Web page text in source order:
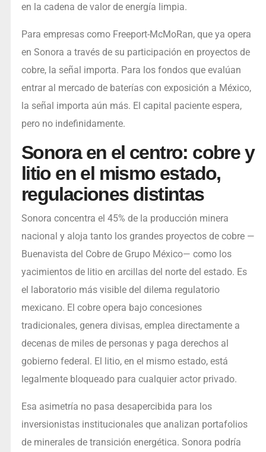
en la cadena de valor de energía limpia.
Para empresas como Freeport-McMoRan, que ya opera
en Sonora a través de su participación en proyectos de
cobre, la señal importa. Para los fondos que evalúan
entrar al mercado de baterías con exposición a México,
la señal importa aún más. El capital paciente espera,
pero no indefinidamente.
Sonora en el centro: cobre y
litio en el mismo estado,
regulaciones distintas
Sonora concentra el 45% de la producción minera
nacional y aloja tanto los grandes proyectos de cobre —
Buenavista del Cobre de Grupo México— como los
yacimientos de litio en arcillas del norte del estado. Es
el laboratorio más visible del dilema regulatorio
mexicano. El cobre opera bajo concesiones
tradicionales, genera divisas, emplea directamente a
decenas de miles de personas y paga derechos al
gobierno federal. El litio, en el mismo estado, está
legalmente bloqueado para cualquier actor privado.
Esa asimetría no pasa desapercibida para los
inversionistas institucionales que analizan portafolios
de minerales de transición energética. Sonora podría